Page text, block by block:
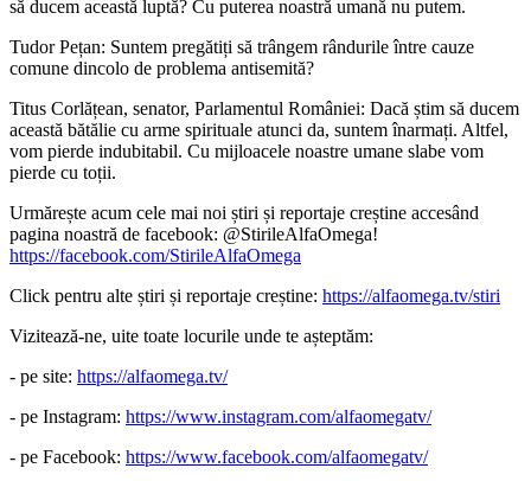
să ducem această luptă? Cu puterea noastră umană nu putem.
Tudor Pețan: Suntem pregătiți să trângem rândurile între cauze
comune dincolo de problema antisemită?
Titus Corlățean, senator, Parlamentul României: Dacă știm să ducem
această bătălie cu arme spirituale atunci da, suntem înarmați. Altfel,
vom pierde indubitabil. Cu mijloacele noastre umane slabe vom
pierde cu toții.
Urmărește acum cele mai noi știri și reportaje creștine accesând
pagina noastră de facebook: @StirileAlfaOmega!
https://facebook.com/StirileAlfaOmega
Click pentru alte știri și reportaje creștine: https://alfaomega.tv/stiri
Vizitează-ne, uite toate locurile unde te așteptăm:
- pe site: https://alfaomega.tv/
- pe Instagram: https://www.instagram.com/alfaomegatv/
- pe Facebook: https://www.facebook.com/alfaomegatv/